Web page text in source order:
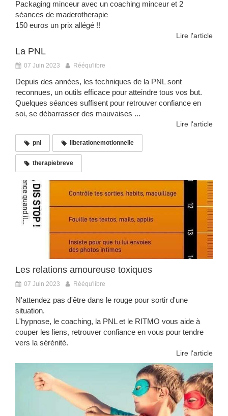
Packaging minceur avec un coaching minceur et 2
séances de maderotherapie
150 euros un prix allégé !!
Lire l'article
La PNL
07 Juin 2023 Rééqu'libre
Depuis des années, les techniques de la PNL sont
reconnues, un outils efficace pour atteindre tous vos but.
Quelques séances suffisent pour retrouver confiance en
soi, se débarrasser des mauvaises ...
Lire l'article
pnl liberationemotionnelle
therapiebreve
Les relations amoureuse toxiques
07 Juin 2023 Rééqu'libre
N'attendez pas d'être dans le rouge pour sortir d'une
situation.
L'hypnose, le coaching, la PNL et le RITMO vous aide à
couper les liens, retrouver confiance en vous pour tendre
vers la sérénité.
Lire l'article